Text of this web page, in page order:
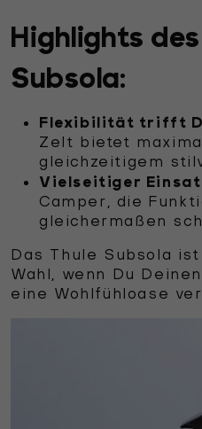
Highlights
Subsola:
Flexibilität trifft
Zelt bietet
gleichzeitigem
Vielseitiger
Camper, die
gleichermaßen
Das Thule Subsola
Wahl, wenn Du
eine Wohlfühloase